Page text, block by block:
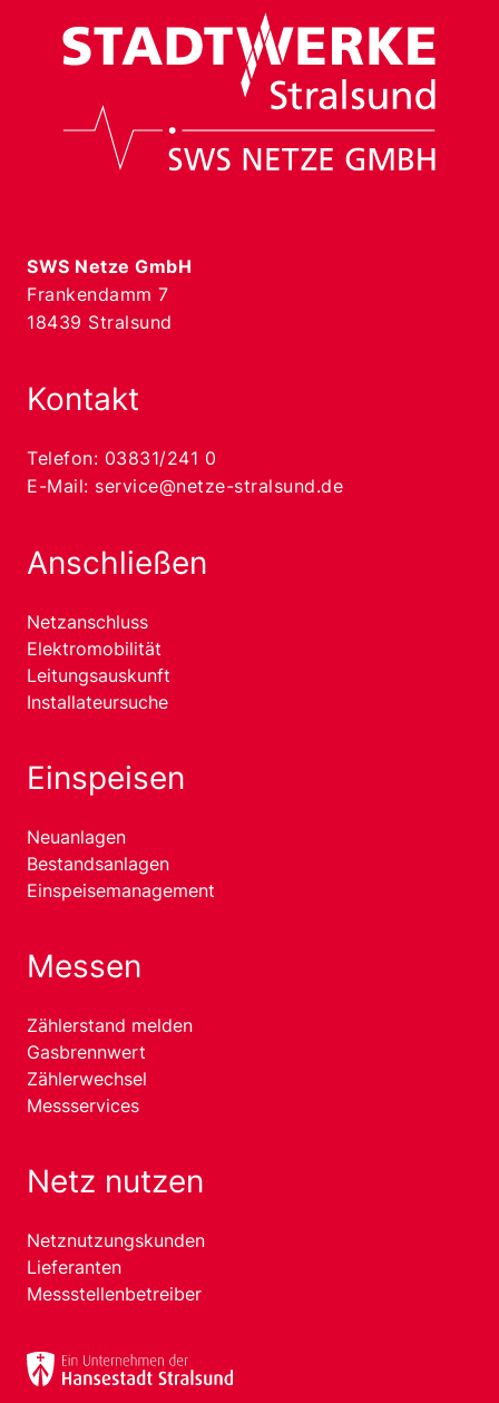
SWS Netze GmbH
Frankendamm 7
18439 Stralsund
Kontakt
Telefon: 03831/241 0
E-Mail: service@netze-stralsund.de
Anschließen
Netzanschluss
Elektromobilität
Leitungsauskunft
Installateursuche
Einspeisen
Neuanlagen
Bestandsanlagen
Einspeisemanagement
Messen
Zählerstand melden
Gasbrennwert
Zählerwechsel
Messservices
Netz nutzen
Netznutzungskunden
Lieferanten
Messstellenbetreiber